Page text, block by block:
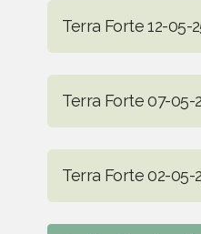
Terra Forte 12-05-
Terra Forte 07-05-
Terra Forte 02-05-